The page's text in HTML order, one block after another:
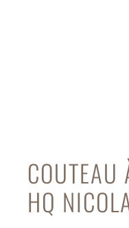
COUTEAU
HQ